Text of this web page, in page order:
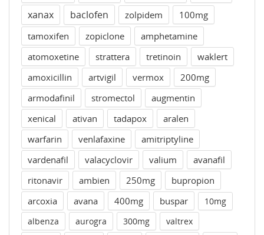
xanax
baclofen zolpidem
100mg
tamoxifen
zopiclone
amphetamine
atomoxetine
strattera tretinoin
waklert
amoxicillin
artvigil vermox
200mg
armodafinil
stromectol
augmentin
xenical
ativan tadapox
aralen
warfarin
venlafaxine
amitriptyline
vardenafil
valacyclovir valium
avanafil
ritonavir
ambien 250mg
bupropion
arcoxia
avana 400mg buspar
10mg
albenza
aurogra 300mg
valtrex